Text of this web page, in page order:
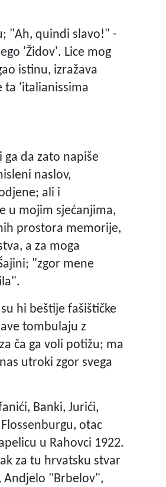
"Ah, quindi slavo!" -
'Židov'. Lice mog
istinu, izražava
ta 'italianissima
da zato napiše
naslov,
ali i
u mojim sjećanjima,
prostora memorije,
a za moga
"zgor mene
hi beštije fašištičke
tombulaju z
ča ga voli potižu; ma
utroki zgor svega
Banki, Jurići,
otac
u Rahovci 1922.
za tu hrvatsku stvar
Andjelo "Brbelov",